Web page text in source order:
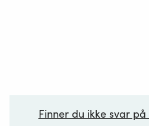
Finner du ikke svar